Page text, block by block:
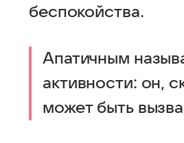
беспокойства.
Апатичным
активности: он,
может быть